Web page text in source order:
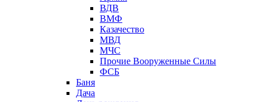
ВДВ
ВМФ
Казачество
МВД
МЧС
Прочие Вооруженные Силы
ФСБ
Баня
Дача